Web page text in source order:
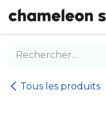
Se rendre au contenu
Tous les produits